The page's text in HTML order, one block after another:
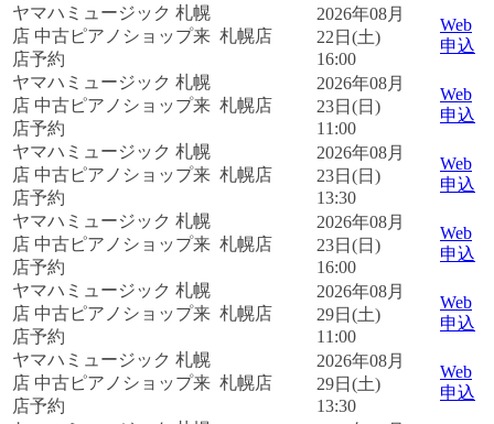
ヤマハミュージック 札幌
店 中古ピアノショップ来
店予約
札幌店
2026年08月
22日(土)
16:00
Web
申込
ヤマハミュージック 札幌
店 中古ピアノショップ来
店予約
札幌店
2026年08月
23日(日)
11:00
Web
申込
ヤマハミュージック 札幌
店 中古ピアノショップ来
店予約
札幌店
2026年08月
23日(日)
13:30
Web
申込
ヤマハミュージック 札幌
店 中古ピアノショップ来
店予約
札幌店
2026年08月
23日(日)
16:00
Web
申込
ヤマハミュージック 札幌
店 中古ピアノショップ来
店予約
札幌店
2026年08月
29日(土)
11:00
Web
申込
ヤマハミュージック 札幌
店 中古ピアノショップ来
店予約
札幌店
2026年08月
29日(土)
13:30
Web
申込